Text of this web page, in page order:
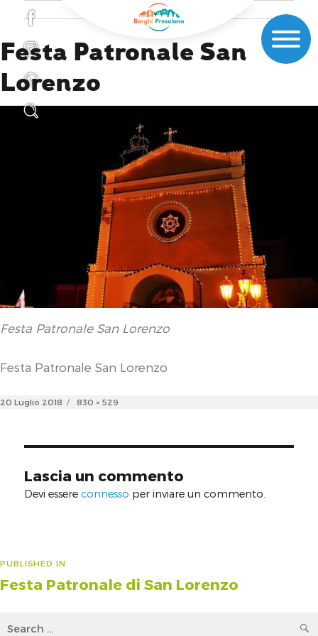
Festa Patronale San
Lorenzo
Festa Patronale San Lorenzo
Festa Patronale San Lorenzo
Posted
20 Luglio 2018
Full
830 × 529
Lascia un commento
Devi essereconnesso per inviare un commento.
Navigazione
articoli
PUBLISHED IN
Festa Patronale di San Lorenzo